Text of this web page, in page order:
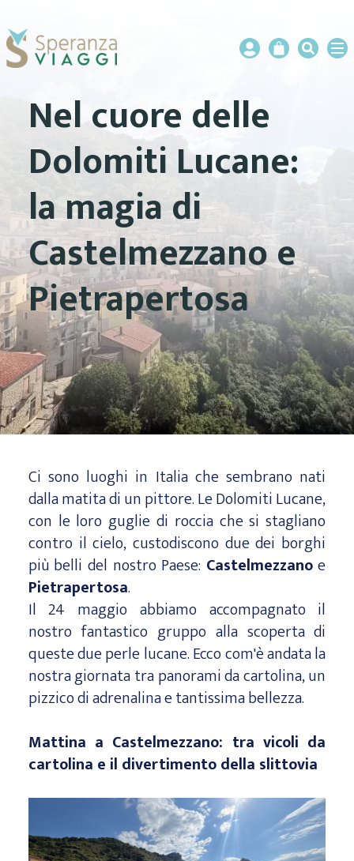
Nel cuore delle
Dolomiti Lucane:
la magia di
Castelmezzano e
Pietrapertosa
Ci sono luoghi in Italia che sembrano nati
dalla matita di un pittore. Le Dolomiti Lucane,
con le loro guglie di roccia che si stagliano
contro il cielo, custodiscono due dei borghi
più belli del nostro Paese: Castelmezzanoe
Pietrapertosa.
Il 24 maggio abbiamo accompagnato il
nostro fantastico gruppo alla scoperta di
queste due perle lucane. Ecco com'è andata la
nostra giornata tra panorami da cartolina, un
pizzico di adrenalina e tantissima bellezza.
Mattina a Castelmezzano: tra vicoli da
cartolina e il divertimento della slittovia